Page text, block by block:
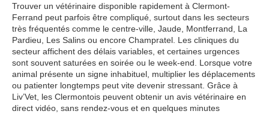
Trouver un vétérinaire disponible rapidement à Clermont-
Ferrand peut parfois être compliqué, surtout dans les secteurs
très fréquentés comme le centre-ville, Jaude, Montferrand, La
Pardieu, Les Salins ou encore Champratel. Les cliniques du
secteur affichent des délais variables, et certaines urgences
sont souvent saturées en soirée ou le week-end. Lorsque votre
animal présente un signe inhabituel, multiplier les déplacements
ou patienter longtemps peut vite devenir stressant. Grâce à
Liv’Vet, les Clermontois peuvent obtenir un avis vétérinaire en
direct vidéo, sans rendez-vous et en quelques minutes